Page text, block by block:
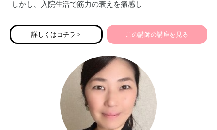
しかし、入院生活で筋力の衰えを痛感し
切迫早産で入院する女性の多さに気づき
パーソナルトレーナーを目指す。
【全ての女性に彩り”豊かな人生を】をモットーに
【アンダーリップトリートメント®講座】
【ズボラでも楽しめる布ナプキン講座】
【親子の絆を深める性教育講座】を開催中
詳しくはコチラ > この講師の講座を見る